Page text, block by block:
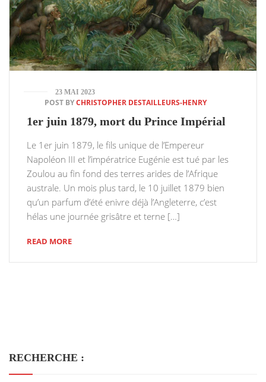
23 MAI 2023
POST BYCHRISTOPHER DESTAILLEURS-HENRY
1er juin 1879, mort du Prince Impérial
Le 1er juin 1879, le fils unique de l’Empereur
Napoléon III et l’impératrice Eugénie est tué par les
Zoulou au fin fond des terres arides de l’Afrique
australe. Un mois plus tard, le 10 juillet 1879 bien
qu’un parfum d’été enivre déjà l’Angleterre, c’est
hélas une journée grisâtre et terne […]
READ MORE
RECHERCHE :